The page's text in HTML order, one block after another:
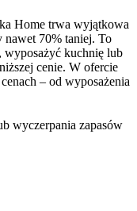
Home trwa wyjątkowa
nawet 70% taniej. To
wyposażyć kuchnię lub
cenie. W ofercie
– od wyposażenia
wyczerpania zapasów